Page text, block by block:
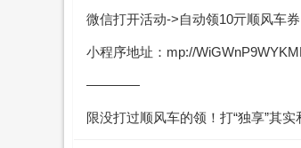
微信打开活动->自动领10亓顺风车
小程序地址：mp://
————
限没打过顺风车的领！打“独享”其